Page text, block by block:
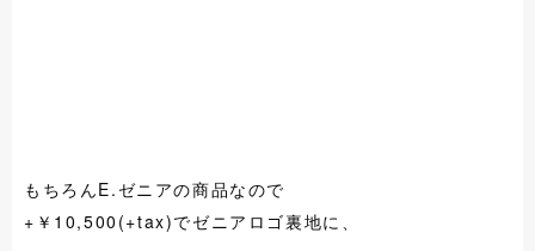
もちろんE.ゼニアの商品なので
+￥10,500(+tax)でゼニアロゴ裏地に、